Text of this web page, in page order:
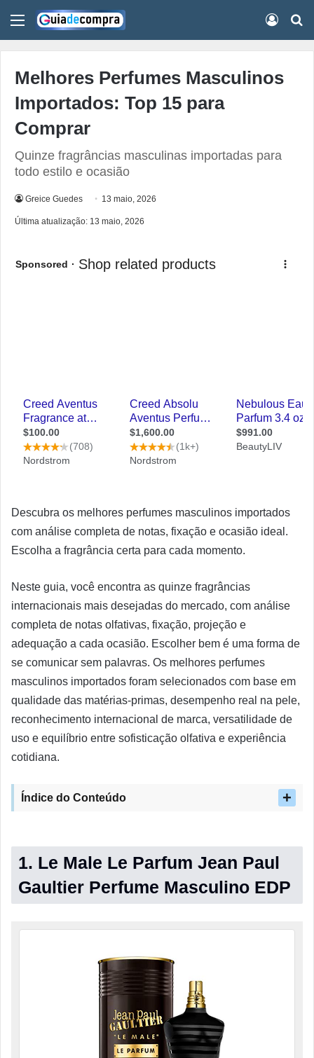
Menu
Melhores Perfumes Masculinos
Importados: Top 15 para
Comprar
Quinze fragrâncias masculinas importadas para
todo estilo e ocasião
Greice Guedes 13 maio, 2026
Última atualização: 13 maio, 2026
Descubra os melhores perfumes masculinos importados
com análise completa de notas, fixação e ocasião ideal.
Escolha a fragrância certa para cada momento.
Neste guia, você encontra as quinze fragrâncias
internacionais mais desejadas do mercado, com análise
completa de notas olfativas, fixação, projeção e
adequação a cada ocasião. Escolher bem é uma forma de
se comunicar sem palavras. Os melhores perfumes
masculinos importados foram selecionados com base em
qualidade das matérias-primas, desempenho real na pele,
reconhecimento internacional de marca, versatilidade de
uso e equilíbrio entre sofisticação olfativa e experiência
cotidiana.
Índice do Conteúdo
1. Le Male Le Parfum Jean Paul
Gaultier Perfume Masculino EDP